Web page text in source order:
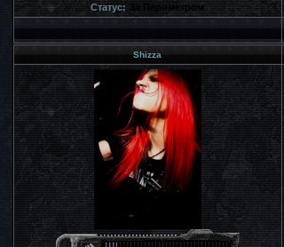
Статус: За Периметром
Shizza